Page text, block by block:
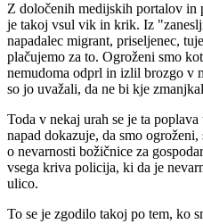
Z določenih medijskih portalov in
je takoj vsul vik in krik. Iz
napadalec migrant, priseljenec,
plačujemo za to. Ogroženi smo
nemudoma odprl in izlil brozgo v
so jo uvažali, da ne bi kje
Toda v nekaj urah se je ta
napad dokazuje, da smo
o nevarnosti božičnice za
vsega kriva policija, ki da je
ulico.
To se je zgodilo takoj po tem, ko